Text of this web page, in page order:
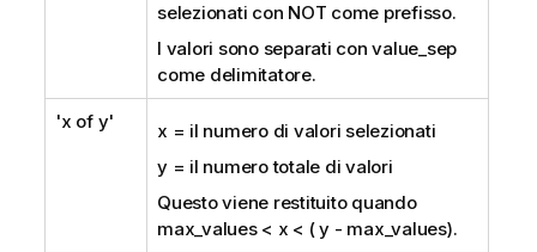
selezionati con NOT come prefisso.
I valori sono separati convalue_sep
come delimitatore.
'x of y'
x = il numero di valori selezionati
y = il numero totale di valori
Questo viene restituito quando
max_values< x < ( y - max_values).